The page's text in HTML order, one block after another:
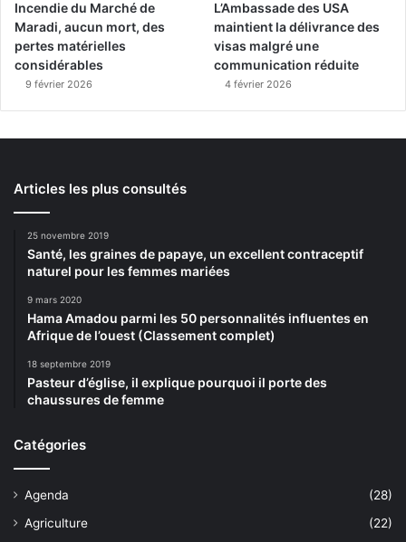
Incendie du Marché de
Maradi, aucun mort, des
pertes matérielles
considérables
9 février 2026
L’Ambassade des USA
maintient la délivrance des
visas malgré une
communication réduite
4 février 2026
Articles les plus consultés
25 novembre 2019
Santé, les graines de papaye, un excellent contraceptif
naturel pour les femmes mariées
9 mars 2020
Hama Amadou parmi les 50 personnalités influentes en
Afrique de l’ouest (Classement complet)
18 septembre 2019
Pasteur d’église, il explique pourquoi il porte des
chaussures de femme
Catégories
Agenda
(28)
Agriculture
(22)